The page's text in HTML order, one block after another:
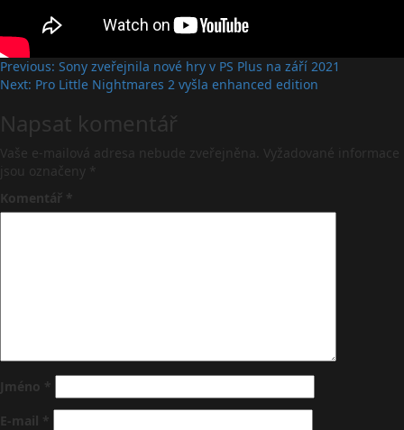
Post
navigation
Previous: Sony zveřejnila nové hry v PS Plus na září 2021
Next: Pro Little Nightmares 2 vyšla enhanced edition
Napsat komentář
Vaše e-mailová adresa nebude zveřejněna. Vyžadované informace
jsou označeny *
Komentář *
Jméno *
E-mail *